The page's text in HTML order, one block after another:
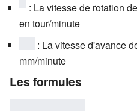
{\displaystyle
n}
: La vitesse de rotation
en tour/minute
{\displaystyle
Vf}
: La vitesse d'avance
mm/minute
Les formules